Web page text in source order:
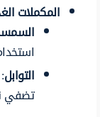
المكملات
التوابل
تضفي